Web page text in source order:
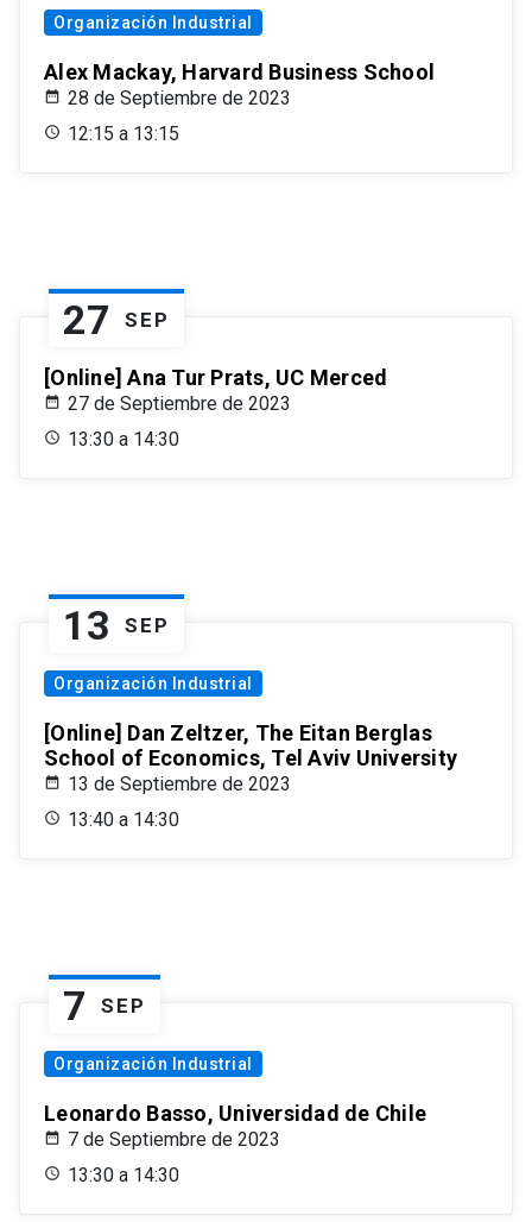
Organización Industrial
Alex Mackay, Harvard Business School
28 de Septiembre de 2023
12:15 a 13:15
27 SEP
[Online] Ana Tur Prats, UC Merced
27 de Septiembre de 2023
13:30 a 14:30
13 SEP
Organización Industrial
[Online] Dan Zeltzer, The Eitan Berglas
School of Economics, Tel Aviv University
13 de Septiembre de 2023
13:40 a 14:30
7 SEP
Organización Industrial
Leonardo Basso, Universidad de Chile
7 de Septiembre de 2023
13:30 a 14:30